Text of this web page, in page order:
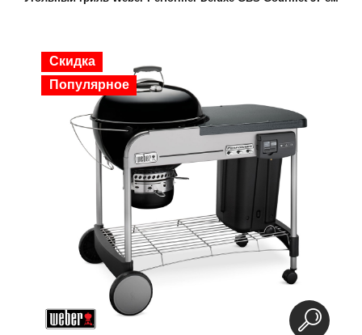
Скидка
Популярное
Скидка
Популярное
Скидка
Популярное
Скидка
Популярное
Скидка
Популярное
Скидка
Популярное
Скидка
Популярное